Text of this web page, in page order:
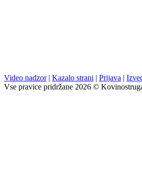
Video nadzor | Kazalo strani | Prijava |
Vse pravice pridržane 2026 ©